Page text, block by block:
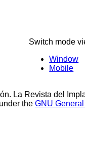
Switch mode
Window
Mobile
La Revista del
theGNU